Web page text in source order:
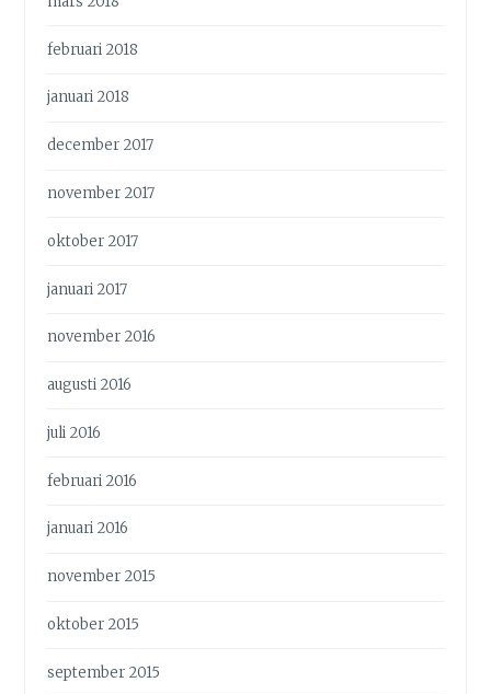
februari 2018
januari 2018
december 2017
november 2017
oktober 2017
januari 2017
november 2016
augusti 2016
juli 2016
februari 2016
januari 2016
november 2015
oktober 2015
september 2015